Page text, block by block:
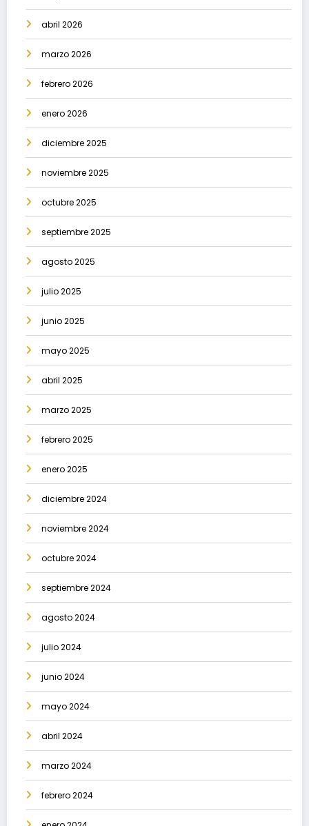
abril 2026
marzo 2026
febrero 2026
enero 2026
diciembre 2025
noviembre 2025
octubre 2025
septiembre 2025
agosto 2025
julio 2025
junio 2025
mayo 2025
abril 2025
marzo 2025
febrero 2025
enero 2025
diciembre 2024
noviembre 2024
octubre 2024
septiembre 2024
agosto 2024
julio 2024
junio 2024
mayo 2024
abril 2024
marzo 2024
febrero 2024